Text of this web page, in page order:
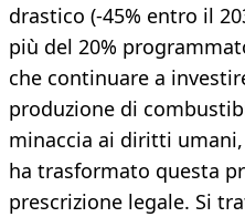
drastico (-45% entro il
più del 20%
che continuare a
produzione di
minaccia ai diritti
ha trasformato questa
prescrizione legale. Si